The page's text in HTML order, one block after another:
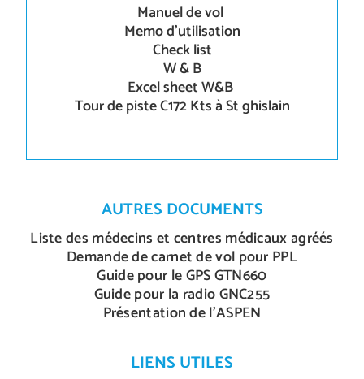
Manuel de vol
Memo d’utilisation
Check list
W & B
Excel sheet W&B
Tour de piste C172 Kts à St ghislain
AUTRES DOCUMENTS
Liste des médecins et centres médicaux agréés
Demande de carnet de vol pour PPL
Guide pour le GPS GTN660
Guide pour la radio GNC255
Présentation de l’ASPEN
LIENS UTILES